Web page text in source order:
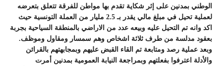
الوطني بمدنين على إثر شكاية تقدم بها مواطن للفرقة تتعلق بتعرضه
لعملية تحيل في مبلغ مالي يقدر بـ 2.5 مليار من العملة التونسية حيث
اكد وانه تم التحيل عليه وبيعه عدد من الاراضي بالمنطقة السياحية بجربة
بعقود مدلسة من طرف ثلاثة اشخاص وهم سمسار ومقاول وموظف.
وبعد عملية رصد ومتابعة تم القاء القبض عليهم وبمجابهتهم بالقرائن
والأدلة اعترفوا بفعلتهم وبمراجعة النيابة العمومية بمدنين أمرت